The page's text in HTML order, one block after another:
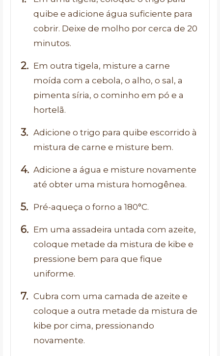
quibe e adicione água suficiente para
cobrir. Deixe de molho por cerca de 20
minutos.
Em outra tigela, misture a carne
moída com a cebola, o alho, o sal, a
pimenta síria, o cominho em pó e a
hortelã.
Adicione o trigo para quibe escorrido à
mistura de carne e misture bem.
Adicione a água e misture novamente
até obter uma mistura homogênea.
Pré-aqueça o forno a 180°C.
Em uma assadeira untada com azeite,
coloque metade da mistura de kibe e
pressione bem para que fique
uniforme.
Cubra com uma camada de azeite e
coloque a outra metade da mistura de
kibe por cima, pressionando
novamente.